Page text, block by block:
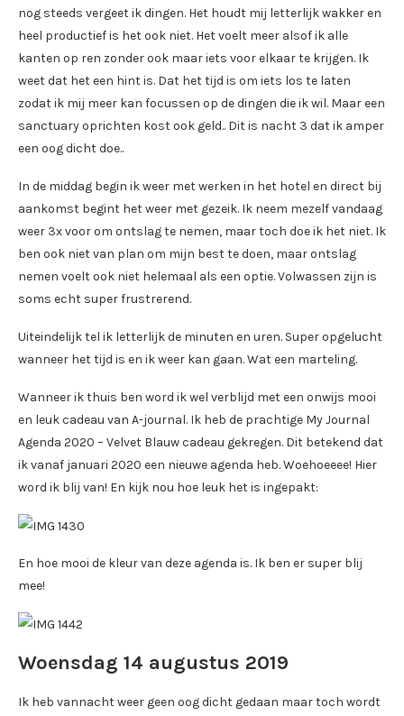
nog steeds vergeet ik dingen. Het houdt mij letterlijk wakker en
heel productief is het ook niet. Het voelt meer alsof ik alle
kanten op ren zonder ook maar iets voor elkaar te krijgen. Ik
weet dat het een hint is. Dat het tijd is om iets los te laten
zodat ik mij meer kan focussen op de dingen die ik wil. Maar een
sanctuary oprichten kost ook geld.. Dit is nacht 3 dat ik amper
een oog dicht doe..
In de middag begin ik weer met werken in het hotel en direct bij
aankomst begint het weer met gezeik. Ik neem mezelf vandaag
weer 3x voor om ontslag te nemen, maar toch doe ik het niet. Ik
ben ook niet van plan om mijn best te doen, maar ontslag
nemen voelt ook niet helemaal als een optie. Volwassen zijn is
soms echt super frustrerend.
Uiteindelijk tel ik letterlijk de minuten en uren. Super opgelucht
wanneer het tijd is en ik weer kan gaan. Wat een marteling.
Wanneer ik thuis ben word ik wel verblijd met een onwijs mooi
en leuk cadeau van A-journal. Ik heb de prachtige My Journal
Agenda 2020 – Velvet Blauw cadeau gekregen. Dit betekend dat
ik vanaf januari 2020 een nieuwe agenda heb. Woehoeeee! Hier
word ik blij van! En kijk nou hoe leuk het is ingepakt:
En hoe mooi de kleur van deze agenda is. Ik ben er super blij
mee!
Woensdag 14 augustus 2019
Ik heb vannacht weer geen oog dicht gedaan maar toch wordt